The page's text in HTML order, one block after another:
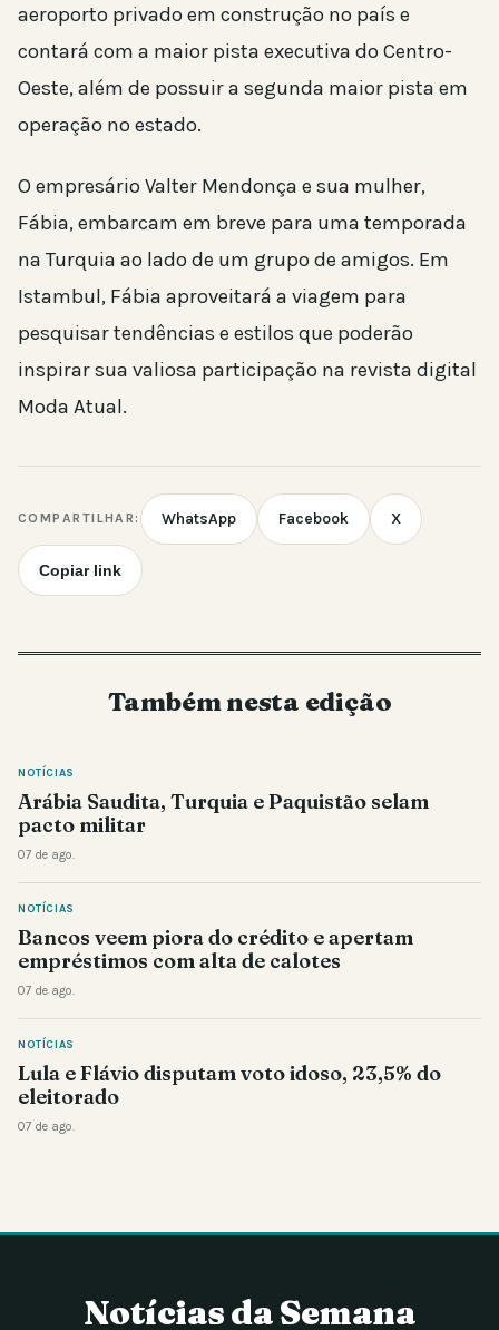
aeroporto privado em construção no país e
contará com a maior pista executiva do Centro-
Oeste, além de possuir a segunda maior pista em
operação no estado.
O empresário Valter Mendonça e sua mulher,
Fábia, embarcam em breve para uma temporada
na Turquia ao lado de um grupo de amigos. Em
Istambul, Fábia aproveitará a viagem para
pesquisar tendências e estilos que poderão
inspirar sua valiosa participação na revista digital
Moda Atual.
COMPARTILHAR: WhatsApp Facebook X
Copiar link
Também nesta edição
NOTÍCIAS
Arábia Saudita, Turquia e Paquistão selam
pacto militar
07 de ago.
NOTÍCIAS
Bancos veem piora do crédito e apertam
empréstimos com alta de calotes
07 de ago.
NOTÍCIAS
Lula e Flávio disputam voto idoso, 23,5% do
eleitorado
07 de ago.
Notícias da Semana